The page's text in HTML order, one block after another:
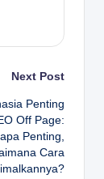
Next Post
Penting
Off Page:
Penting,
Cara